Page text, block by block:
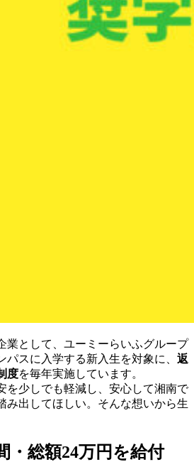
業として、ユーミーらいふグループ
パスに入学する新入生を対象に、 返
度を毎年実施しています。
を少しでも軽減し、安心して湘南で
み出してほしい。そんな想いから生
・総額24万円を給付